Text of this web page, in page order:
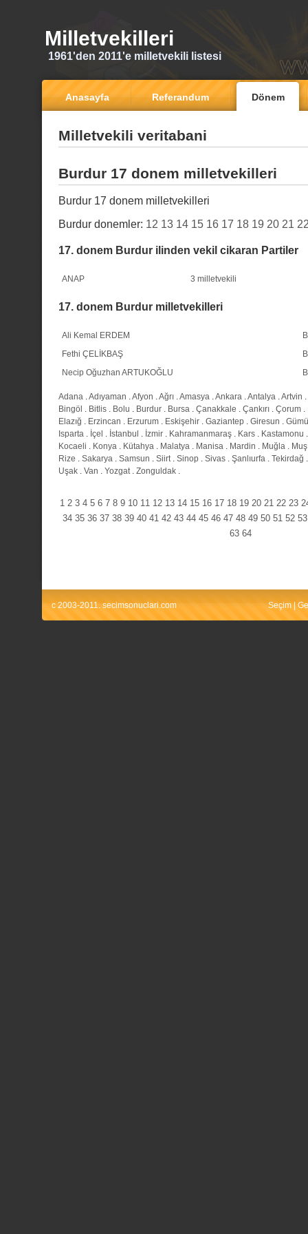
Milletvekilleri
1961'den 2011'e milletvekili listesi
Anasayfa Referandum Dönem
Milletvekili veritabani
Burdur 17 donem milletvekilleri
Burdur 17 donem milletvekilleri
Burdur donemler: 12 13 14 15 16 17 18 19 20 21
17. donem Burdur ilinden vekil cikaran Partiler
ANAP 3 milletvekili
17. donem Burdur milletvekilleri
Ali Kemal ERDEM
Fethi ÇELİKBAŞ
Necip Oğuzhan ARTUKOĞLU
Adana .Adıyaman .Afyon .Ağrı .Amasya .Ankara .Antalya .Artvin .
Bingöl . Bitlis . Bolu . Burdur . Bursa . Çanakkale . Çankırı . Çorum .
Elazığ . Erzincan . Erzurum . Eskişehir . Gaziantep . Giresun .
Isparta . İçel . İstanbul . İzmir . Kahramanmaraş . Kars . Kastamonu
Kocaeli . Konya . Kütahya . Malatya . Manisa . Mardin . Muğla . Muş
Rize . Sakarya . Samsun . Siirt. Sinop . Sivas . Şanlıurfa . Tekirdağ
Uşak . Van . Yozgat. Zonguldak .
1 2 3 4 5 6 7 8 9 10 11 12 13 14 15 16 17 18 19 20 21 22 23
34 35 36 37 38 39 40 41 42 43 44 45 46 47 48 49 50 51 52 53
63 64
c 2003-2011. secimsonuclari.com Seçim